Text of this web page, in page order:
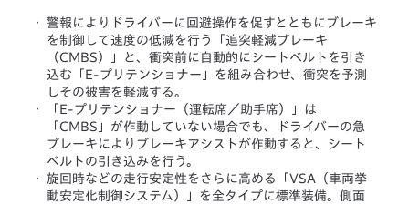
・
警報によりドライバーに回避操作を促すとともにブレーキ
を制御して速度の低減を行う「追突軽減ブレーキ
（CMBS）」と、衝突前に自動的にシートベルトを引き
込む「E-プリテンショナー」を組み合わせ、衝突を予測
しその被害を軽減する。
・
「E-プリテンショナー（運転席／助手席）」は
「CMBS」が作動していない場合でも、ドライバーの急
ブレーキによりブレーキアシストが作動すると、シート
ベルトの引き込みを行う。
・
旋回時などの走行安定性をさらに高める「VSA（車両挙
動安定化制御システム）」を全タイプに標準装備。側面